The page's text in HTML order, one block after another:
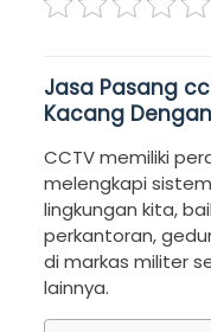
Jasa Pasang
Kacang
CCTV memiliki
melengkapi
lingkungan kita,
perkantoran,
di markas militer
lainnya.